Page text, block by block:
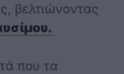
βελτιώνοντας
που τα